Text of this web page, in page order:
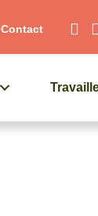
Contact